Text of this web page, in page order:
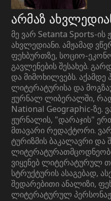
არმაზ
მე ვარ Setanta Sports-ის
ახვლედიანი. ამჟამად
ფეხბურთზე, სოციო-
გავლენების შესახებ.
და მიმოხილვებს. აქამდე
ლიტერატურისა და
ჟურნალ ლიბერალში,
National Geographic-
ჟურნალის, "დარაჯის"
მთავარი რედაქტორი.
ტურიზმის ბაკალავრი და
ვიყენებ ლიტერატურულ
სტრუქტურის ასაგებად,
შედარებითი ანალიზი,
ლიტერატურულ